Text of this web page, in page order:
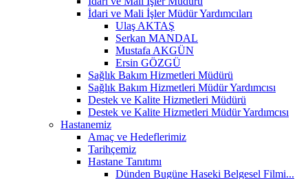
İdari ve Mali İşler Müdür Yardımcıları
Ulaş AKTAŞ
Serkan MANDAL
Mustafa AKGÜN
Ersin GÖZGÜ
Sağlık Bakım Hizmetleri Müdürü
Sağlık Bakım Hizmetleri Müdür Yardımcısı
Destek ve Kalite Hizmetleri Müdürü
Destek ve Kalite Hizmetleri Müdür Yardımcısı
Hastanemiz
Amaç ve Hedeflerimiz
Tarihçemiz
Hastane Tanıtımı
Dünden Bugüne Haseki Belgesel Filmi...